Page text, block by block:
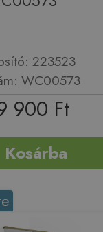
223523
WC00573
900 Ft
Kosárba